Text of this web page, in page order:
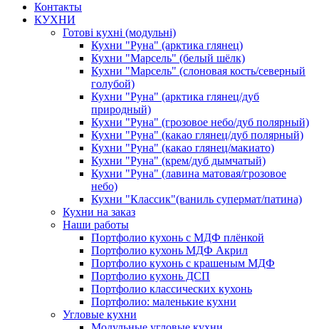
Контакты
КУХНИ
Готові кухні (модульні)
Кухни "Руна" (арктика глянец)
Кухни "Марсель" (белый шёлк)
Кухни "Марсель" (слоновая кость/северный
голубой)
Кухни "Руна" (арктика глянец/дуб
природный)
Кухни "Руна" (грозовое небо/дуб полярный)
Кухни "Руна" (какао глянец/дуб полярный)
Кухни "Руна" (какао глянец/макиато)
Кухни "Руна" (крем/дуб дымчатый)
Кухни "Руна" (лавина матовая/грозовое
небо)
Кухни "Классик"(ваниль супермат/патина)
Кухни на заказ
Наши работы
Портфолио кухонь с МДФ плёнкой
Портфолио кухонь МДФ Акрил
Портфолио кухонь с крашеным МДФ
Портфолио кухонь ДСП
Портфолио классических кухонь
Портфолио: маленькие кухни
Угловые кухни